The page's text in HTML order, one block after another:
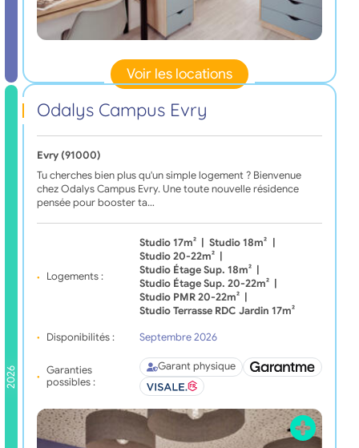
Voir les locations
2026
Odalys Campus Evry
Evry (91000)
Tu cherches bien plus qu'un simple logement ? Bienvenue
chez Odalys Campus Evry. Une toute nouvelle résidence
pensée pour booster ta…
Logements :
Studio 17m² Studio 18m²
Studio 20-22m²
Studio Étage Sup. 18m²
Studio Étage Sup. 20-22m²
Studio PMR 20-22m²
Studio Terrasse RDC Jardin 17m²
Disponibilités : Septembre 2026
Garanties
possibles :
Garant physique